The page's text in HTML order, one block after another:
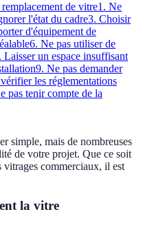
de vitre1. Ne
l'état du cadre3. Choisir
d'équipement de
6. Ne pas utiliser de
Laisser un espace insuffisant
9. Ne pas demander
les réglementations
pas tenir compte de la
simple, mais de nombreuses
de votre projet. Que ce soit
vitrages commerciaux, il est
la vitre